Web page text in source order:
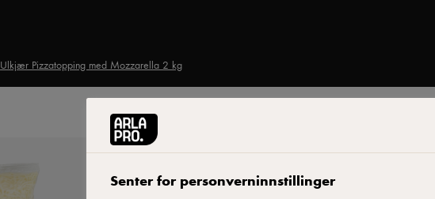
Ulkjær Pizzatopping med Mozzarella 2 kg
ARLA® PRO
Ulkjær
Senter for personverninnstillinger